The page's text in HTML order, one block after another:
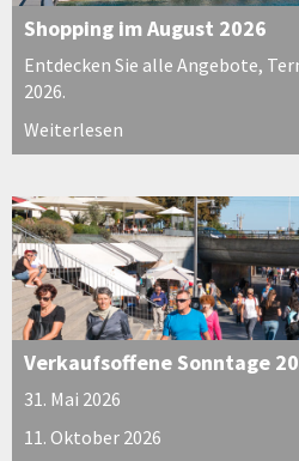
Shopping im August 2026
Entdecken Sie alle Angebote,
2026.
Weiterlesen
Verkaufsoffene Sonntage
31. Mai 2026
11. Oktober 2026